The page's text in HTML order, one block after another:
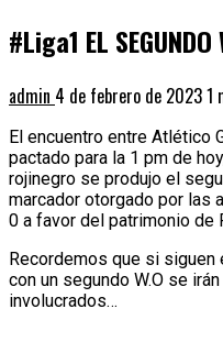
#Liga1 EL SEGUNDO
admin 4 de febrero de 20231
El encuentro entre Atlético
pactado para la 1 pm de
rojinegro se produjo el
marcador otorgado por las
0 a favor del patrimonio de
Recordemos que si
con un segundo W.O se
involucrados…